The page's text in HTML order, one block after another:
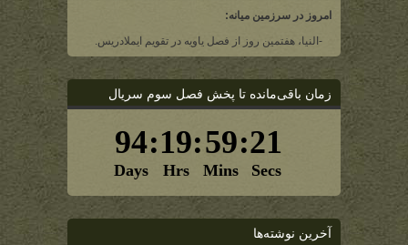
امروز در سرزمین میانه:
-النیا، هفتمین روز از فصل یاویه در تقویم ایملادریس.
زمان باقی‌مانده تا پخش فصل سوم سریال
آخرین نوشته‌ها